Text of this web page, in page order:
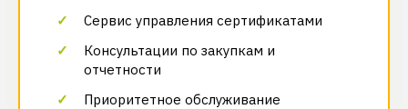
Сервис управления сертификатами
Консультации по закупкам и
отчетности
Приоритетное обслуживание